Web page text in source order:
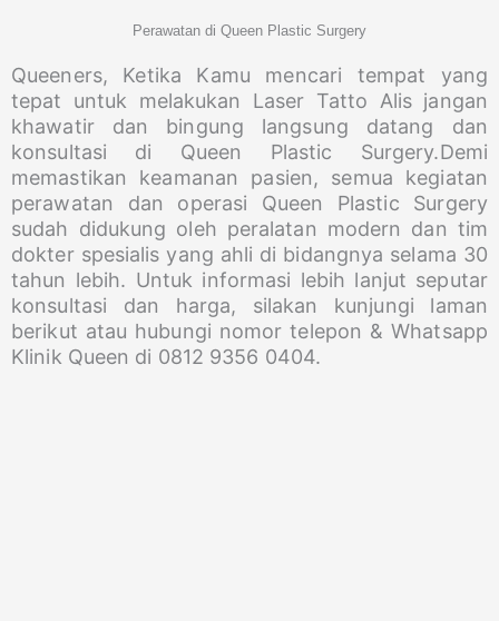
Perawatan di Queen Plastic Surgery
Queeners, Ketika Kamu mencari tempat yang
tepat untuk melakukan Laser Tatto Alis jangan
khawatir dan bingung langsung datang dan
konsultasi di Queen Plastic Surgery.Demi
memastikan keamanan pasien, semua kegiatan
perawatan dan operasi Queen Plastic Surgery
sudah didukung oleh peralatan modern dan tim
dokter spesialis yang ahli di bidangnya selama 30
tahun lebih. Untuk informasi lebih lanjut seputar
konsultasi dan harga, silakan kunjungi laman
berikut atau hubungi nomor telepon & Whatsapp
Klinik Queen di 0812 9356 0404.